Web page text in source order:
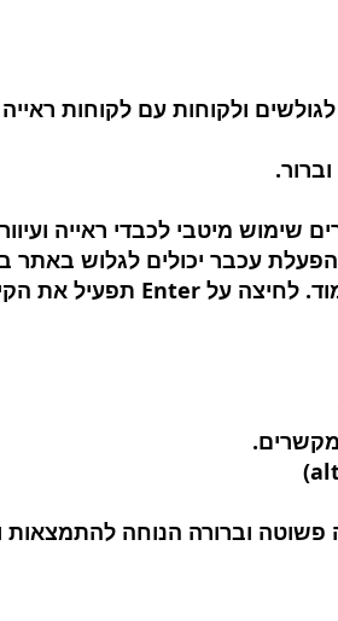
ולקוחות עם לקוחות ראייה
שימוש מיטבי לכבדי ראייה
עכבר יכולים לגלוש באתר
פשוטה וברורה הנוחה להתמצאות